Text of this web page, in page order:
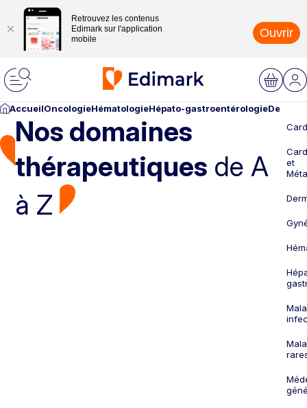
Retrouvez les contenus
Edimark sur l'application
mobile
Ouvrir
AccueilOncologieHématologieHépato-gastroentérologie
Nos domaines
thérapeutiques de A
à Z
et